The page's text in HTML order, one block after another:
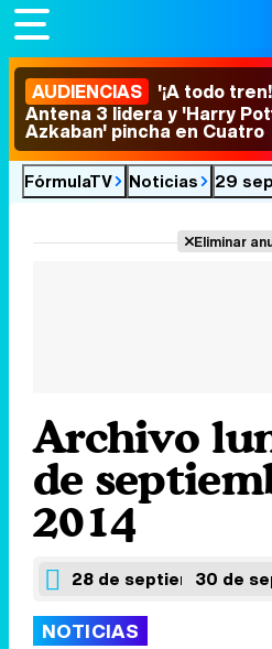
AUDIENCIAS '¡A todo
Antena 3 lidera y 'Harry
Azkaban' pincha en Cuatro
FórmulaTV Noticias 29
Eliminar
Archivo
de
2014
28 de septiembre de
30 de
NOTICIAS